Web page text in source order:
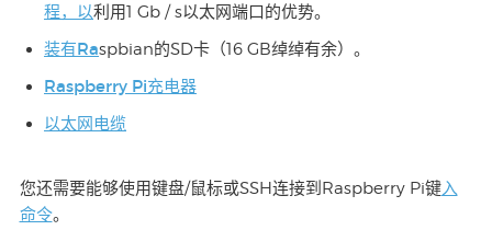
程，以利用1 Gb / s以太网端口的优势。
装有Raspbian的SD卡（16 GB绰绰有余）。
Raspberry Pi充电器
以太网电缆
您还需要能够使用键盘/鼠标或SSH连接到Raspberry Pi键入
命令。